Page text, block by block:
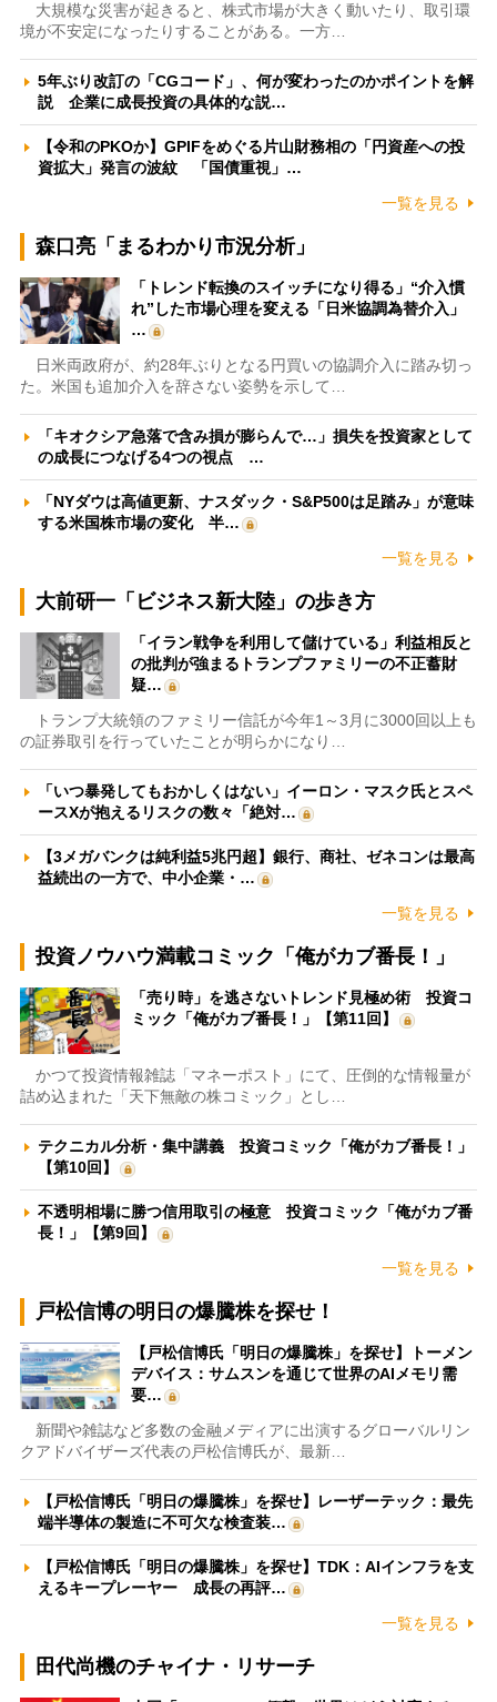
大規模な災害が起きると、株式市場が大きく動いたり、取引環
境が不安定になったりすることがある。一方…
5年ぶり改訂の「CGコード」、何が変わったのかポイントを解
説 企業に成長投資の具体的な説…
【令和のPKOか】GPIFをめぐる片山財務相の「円資産への投
資拡大」発言の波紋 「国債重視」…
一覧を見る
森口亮「まるわかり市況分析」
「トレンド転換のスイッチになり得る」“介入慣
れ”した市場心理を変える「日米協調為替介入」
…
日米両政府が、約28年ぶりとなる円買いの協調介入に踏み切っ
た。米国も追加介入を辞さない姿勢を示して…
「キオクシア急落で含み損が膨らんで…」損失を投資家として
の成長につなげる4つの視点 …
「NYダウは高値更新、ナスダック・S&P500は足踏み」が意味
する米国株市場の変化 半…
一覧を見る
大前研一「ビジネス新大陸」の歩き方
「イラン戦争を利用して儲けている」利益相反と
の批判が強まるトランプファミリーの不正蓄財
疑…
トランプ大統領のファミリー信託が今年1～3月に3000回以上も
の証券取引を行っていたことが明らかになり…
「いつ暴発してもおかしくはない」イーロン・マスク氏とスペ
ースXが抱えるリスクの数々「絶対…
【3メガバンクは純利益5兆円超】銀行、商社、ゼネコンは最高
益続出の一方で、中小企業・…
一覧を見る
投資ノウハウ満載コミック「俺がカブ番長！」
「売り時」を逃さないトレンド見極め術 投資コ
ミック「俺がカブ番長！」【第11回】
かつて投資情報雑誌「マネーポスト」にて、圧倒的な情報量が
詰め込まれた「天下無敵の株コミック」とし…
テクニカル分析・集中講義 投資コミック「俺がカブ番長！」
【第10回】
不透明相場に勝つ信用取引の極意 投資コミック「俺がカブ番
長！」【第9回】
一覧を見る
戸松信博の明日の爆騰株を探せ！
【戸松信博氏「明日の爆騰株」を探せ】トーメン
デバイス：サムスンを通じて世界のAIメモリ需
要…
新聞や雑誌など多数の金融メディアに出演するグローバルリン
クアドバイザーズ代表の戸松信博氏が、最新…
【戸松信博氏「明日の爆騰株」を探せ】レーザーテック：最先
端半導体の製造に不可欠な検査装…
【戸松信博氏「明日の爆騰株」を探せ】TDK：AIインフラを支
えるキープレーヤー 成長の再評…
一覧を見る
田代尚機のチャイナ・リサーチ